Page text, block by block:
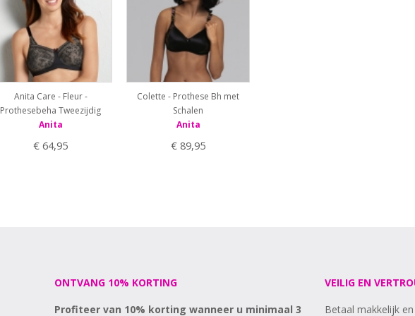
Anita Care - Fleur -
Prothesebeha Tweezijdig
Anita
€ 64,95
Colette - Prothese Bh met
Schalen
Anita
€ 89,95
ONTVANG 10% KORTING
Profiteer van 10% korting wanneer u minimaal 3
VEILIG EN
Betaal makkelijk